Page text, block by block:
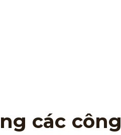
các công